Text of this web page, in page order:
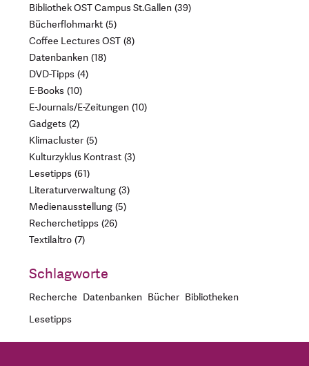
Bibliothek OST Campus St.Gallen 39
Bücherflohmarkt 5
Coffee Lectures OST 8
Datenbanken 18
DVD-Tipps 4
E-Books 10
E-Journals/E-Zeitungen 10
Gadgets 2
Klimacluster 5
Kulturzyklus Kontrast 3
Lesetipps 61
Literaturverwaltung 3
Medienausstellung 5
Recherchetipps 26
Textilaltro 7
Schlagworte
Recherche Datenbanken Bücher Bibliotheken
Lesetipps